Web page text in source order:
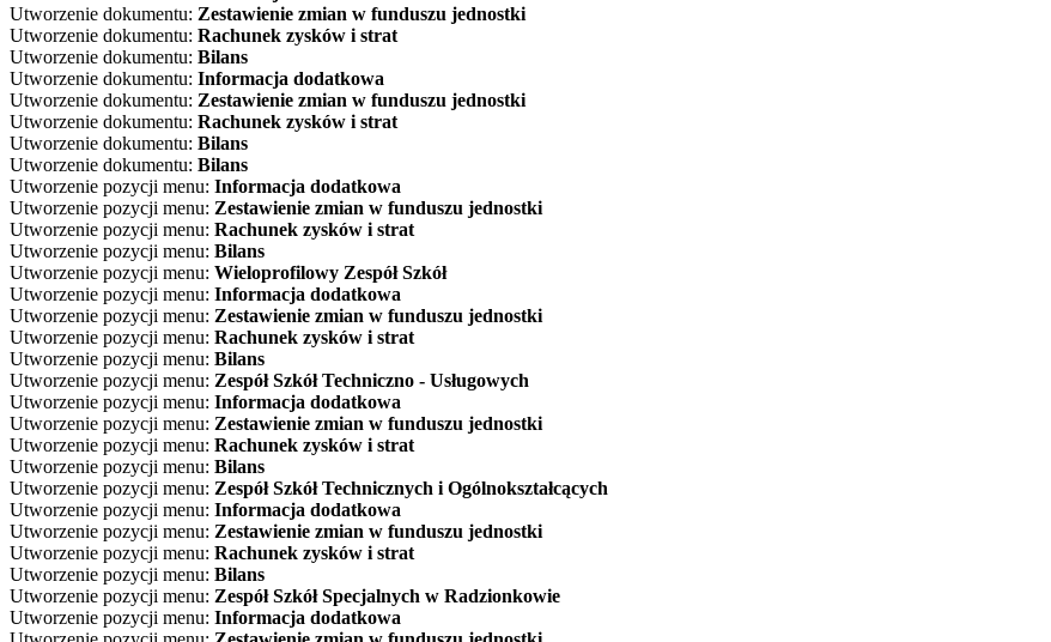
Utworzenie dokumentu: Zestawienie zmian w funduszu jednostki
Utworzenie dokumentu: Rachunek zysków i strat
Utworzenie dokumentu: Bilans
Utworzenie dokumentu: Informacja dodatkowa
Utworzenie dokumentu: Zestawienie zmian w funduszu jednostki
Utworzenie dokumentu: Rachunek zysków i strat
Utworzenie dokumentu: Bilans
Utworzenie dokumentu: Bilans
Utworzenie pozycji menu: Informacja dodatkowa
Utworzenie pozycji menu: Zestawienie zmian w funduszu jednostki
Utworzenie pozycji menu: Rachunek zysków i strat
Utworzenie pozycji menu: Bilans
Utworzenie pozycji menu: Wieloprofilowy Zespół Szkół
Utworzenie pozycji menu: Informacja dodatkowa
Utworzenie pozycji menu: Zestawienie zmian w funduszu jednostki
Utworzenie pozycji menu: Rachunek zysków i strat
Utworzenie pozycji menu: Bilans
Utworzenie pozycji menu: Zespół Szkół Techniczno - Usługowych
Utworzenie pozycji menu: Informacja dodatkowa
Utworzenie pozycji menu: Zestawienie zmian w funduszu jednostki
Utworzenie pozycji menu: Rachunek zysków i strat
Utworzenie pozycji menu: Bilans
Utworzenie pozycji menu: Zespół Szkół Technicznych i Ogólnokształcących
Utworzenie pozycji menu: Informacja dodatkowa
Utworzenie pozycji menu: Zestawienie zmian w funduszu jednostki
Utworzenie pozycji menu: Rachunek zysków i strat
Utworzenie pozycji menu: Bilans
Utworzenie pozycji menu: Zespół Szkół Specjalnych w Radzionkowie
Utworzenie pozycji menu: Informacja dodatkowa